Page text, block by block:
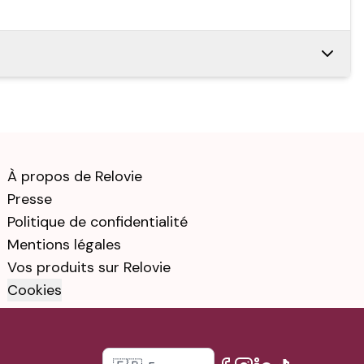
génération
Wifi 6 ème
1 074 €
Sidéral
Sidéral 1 135 €
1 295 €
À propos de Relovie
Presse
Politique de confidentialité
Mentions légales
Vos produits sur Relovie
Cookies